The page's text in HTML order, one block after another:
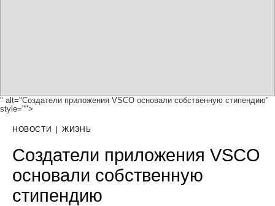
" alt="Создатели приложения VSCO основали собственную стипендию"
style="">
НОВОСТИ | ЖИЗНЬ
Создатели приложения VSCO
основали собственную
стипендию